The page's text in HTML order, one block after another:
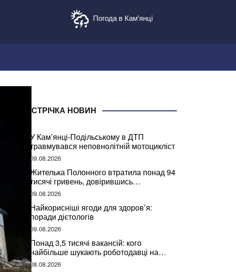
Погода в Кам'янці
СТРІЧКА НОВИН
У Кам’янці-Подільському в ДТП
травмувався неповнолітній мотоцикліст
09.08.2026
Жителька Полонного втратила понад 94
тисячі гривень, довірившись
псевдобанкіру
09.08.2026
Найкорисніші ягоди для здоров’я:
поради дієтологів
09.08.2026
Понад 3,5 тисячі вакансій: кого
найбільше шукають роботодавці на
Хмельниччині
08.08.2026